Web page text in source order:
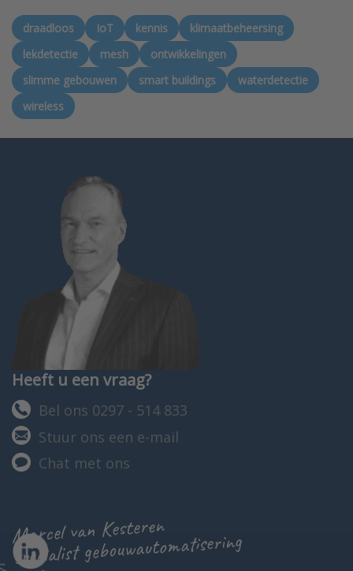
draadloos IoT kennis
klimaatbeheersing
lekdetectie
mesh
ontwikkelingen
slimme gebouwen
smart buildings
waterdetectie
wireless
Heeft u een vraag?
Bel ons 0297 - 514 833
Stuur ons een e-mail
Chat met ons
Marcel van Kesteren
specialist gebouwautomatisering